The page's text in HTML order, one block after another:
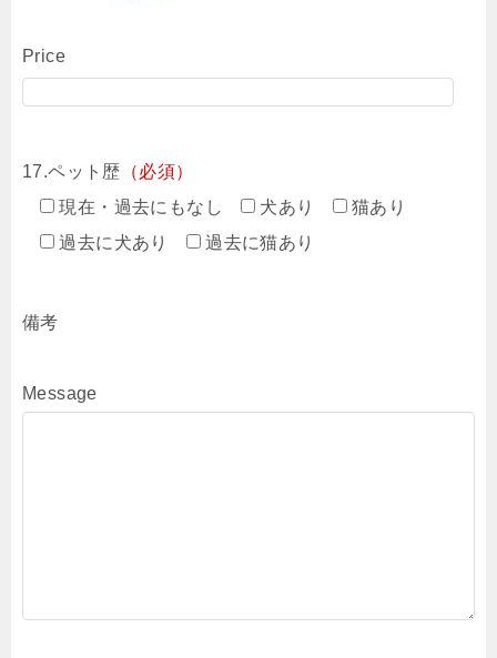
Price
17.ペット歴 （必須）
現在・過去にもなし
犬あり
猫あり
過去に犬あり
過去に猫あり
備考
Message